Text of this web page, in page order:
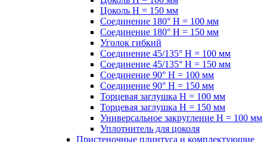
Цоколь H = 150 мм
Соединение 180° H = 100 мм
Соединение 180° H = 150 мм
Уголок гибкий
Соединение 45/135° H = 100 мм
Соединение 45/135° H = 150 мм
Соединение 90° H = 100 мм
Соединение 90° H = 150 мм
Торцевая заглушка H = 100 мм
Торцевая заглушка H = 150 мм
Универсальное закругление H = 100 мм
Уплотнитель для цоколя
Пристеночные плинтуса и комплектующие